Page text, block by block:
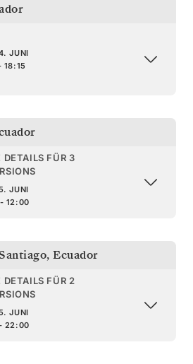
JUNI
18:15
DETAILS FÜR 3
JUNI
12:00
, Ecuador
DETAILS FÜR 2
JUNI
22:00